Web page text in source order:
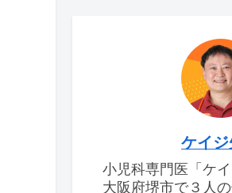
ケイ
小児科専門医「ケイ
大阪府堺市で３人